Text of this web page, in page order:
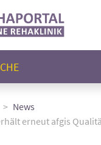
(AKTUELL)
News
erneut afgis